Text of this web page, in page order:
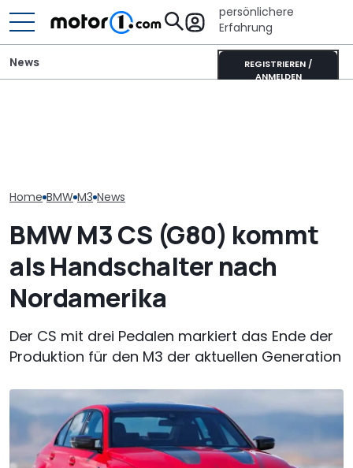
persönlichere
Erfahrung
REGISTRIEREN /
ANMELDEN
News
Home BMW M3 News
BMW M3 CS (G80) kommt
als Handschalter nach
Nordamerika
Der CS mit drei Pedalen markiert das Ende der
Produktion für den M3 der aktuellen Generation